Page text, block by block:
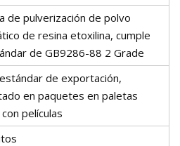
de pulverización de polvo
de resina etoxilina, cumple
de GB9286-88 2 Grade
de exportación,
en paquetes en paletas
películas